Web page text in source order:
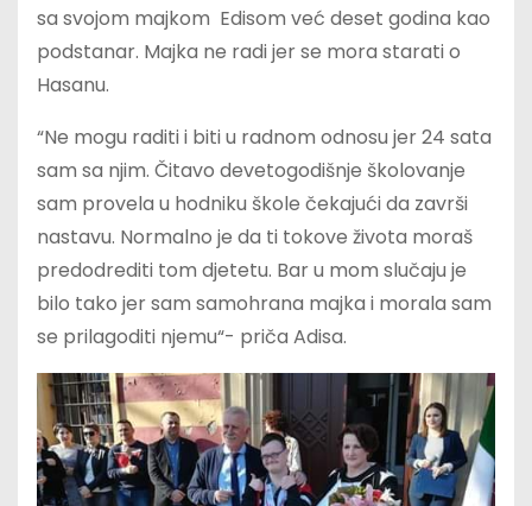
sa svojom majkom Edisom već deset godina kao
podstanar. Majka ne radi jer se mora starati o
Hasanu.
“Ne mogu raditi i biti u radnom odnosu jer 24 sata
sam sa njim. Čitavo devetogodišnje školovanje
sam provela u hodniku škole čekajući da završi
nastavu. Normalno je da ti tokove života moraš
predodrediti tom djetetu. Bar u mom slučaju je
bilo tako jer sam samohrana majka i morala sam
se prilagoditi njemu“- priča Adisa.